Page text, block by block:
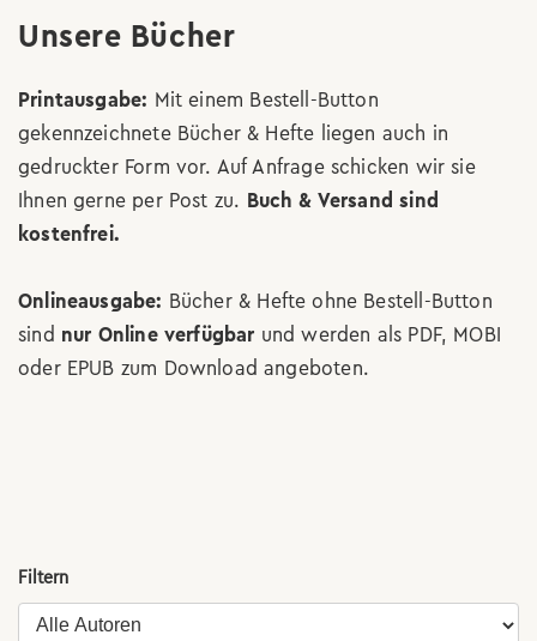
Unsere Bücher
Printausgabe: Mit einem Bestell-Button
gekennzeichnete Bücher & Hefte liegen auch in
gedruckter Form vor. Auf Anfrage schicken wir sie
Ihnen gerne per Post zu. Buch & Versand sind
kostenfrei.
Onlineausgabe: Bücher & Hefte ohne Bestell-Button
sind nur Online verfügbar und werden als PDF, MOBI
oder EPUB zum Download angeboten.
Filtern